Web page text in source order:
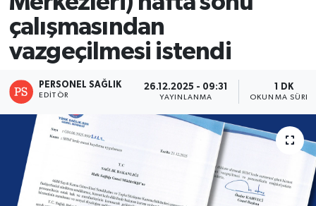
çalışmasından
vazgeçilmesi istendi
PERSONEL SAĞLIK
EDITÖR
26.12.2025 - 09:31
YAYINLANMA
1 DK
OKUNMA
Mevzuat
Sendika
Kpss - Sınav
Son Dakika Haberleri
Haber Arşivi